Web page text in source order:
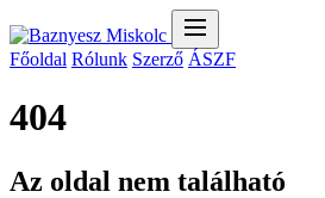
Főoldal Rólunk Szerző ÁSZF
404
Az oldal nem található